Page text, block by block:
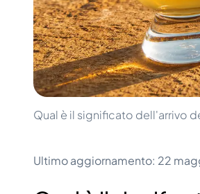
200-500€
Prossime Uscite
Collezioni
Preferiti dai Clienti
Raro e da Collezione
Edizioni Limitate
Whisky Dolce
Don
Gin
Martell
Qual è il significato dell'arrivo
Ultimo aggiornamento: 22